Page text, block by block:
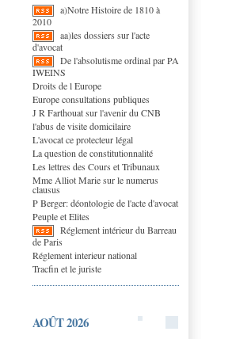
a)Notre Histoire de 1810 à
2010
aa)les dossiers sur l'acte
d'avocat
De l'absolutisme ordinal par PA
IWEINS
Droits de l Europe
Europe consultations publiques
J R Farthouat sur l'avenir du CNB
l'abus de visite domicilaire
L'avocat ce protecteur légal
La question de constitutionnalité
Les lettres des Cours et Tribunaux
Mme Alliot Marie sur le numerus
clausus
P Berger: déontologie de l'acte d'avocat
Peuple et Elites
Réglement intérieur du Barreau
de Paris
Réglement interieur national
Tracfin et le juriste
AOÛT 2026